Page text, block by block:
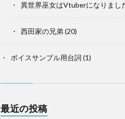
異世界巫女はVtuberになりまし
西田家の兄弟 (20)
ボイスサンプル用台詞 (1)
最近の投稿